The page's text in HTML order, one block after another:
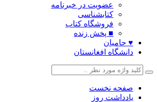
عضویت در خبرنامه
کتابشناسی
فروشگاه کتاب
■ پخش زنده
♥ حامیان
دانشگاه افغانستان
صفحه نخست
یادداشت روز